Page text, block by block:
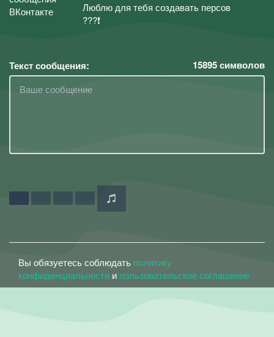
Люблю для тебя создавать персов
???❗
Текст сообщения: 15895символов
Вы обязуетесь соблюдать политику
конфиденциальности и пользовательское соглашение